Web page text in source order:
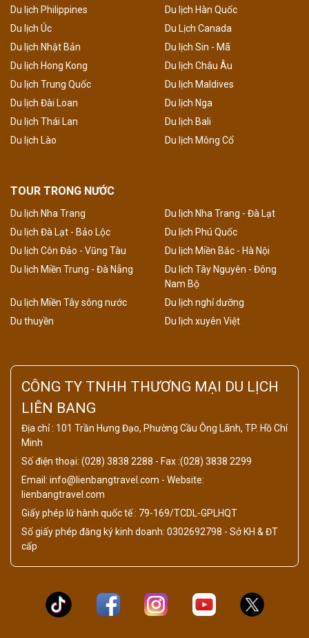
Du lịch Philippines
Du lịch Hàn Quốc
Du lịch Úc
Du Lịch Canada
Du lịch Nhật Bản
Du lịch Sin - Mã
Du lịch Hong Kong
Du lịch Châu Âu
Du lịch Trung Quốc
Du lịch Maldives
Du lịch Đài Loan
Du lịch Nga
Du lịch Thái Lan
Du lịch Bali
Du lịch Lào
Du lịch Mông Cổ
TOUR TRONG NƯỚC
Du lịch Nha Trang
Du lịch Nha Trang - Đà Lạt
Du lịch Đà Lạt - Bảo Lộc
Du lịch Phú Quốc
Du lịch Côn Đảo - Vũng Tàu
Du lịch Miền Bắc - Hà Nội
Du lịch Miền Trung - Đà Nẵng
Du lịch Tây Nguyên - Đông
Nam Bộ
Du lịch Miền Tây sông nước
Du lịch nghỉ dưỡng
Du thuyền
Du lịch xuyên Việt
CÔNG TY TNHH THƯƠNG MẠI DU LỊCH
LIÊN BANG
Địa chỉ : 101 Trần Hưng Đạo, Phường Cầu Ông Lãnh, TP. Hồ Chí
Minh
Số điện thoại: (028) 3838 2288 - Fax :(028) 3838 2299
Email: info@lienbangtravel.com - Website:
lienbangtravel.com
Giấy phép lữ hành quốc tế : 79-169/TCDL-GPLHQT
Số giấy phép đăng ký kinh doanh: 0302692798 - Sở KH & ĐT
cấp